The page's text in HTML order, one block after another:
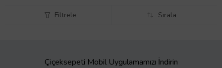
Filtrele Sırala
Çiçeksepeti Mobil Uygulamamızı İndirin